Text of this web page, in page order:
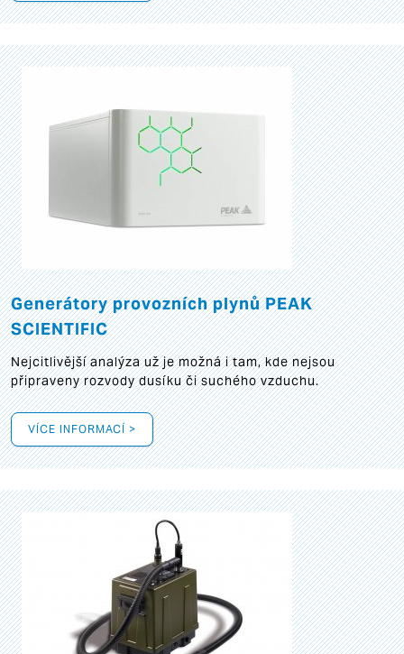
Generátory provozních plynů PEAK
SCIENTIFIC
Nejcitlivější analýza už je možná i tam, kde nejsou
připraveny rozvody dusíku či suchého vzduchu.
VÍCE INFORMACÍ >